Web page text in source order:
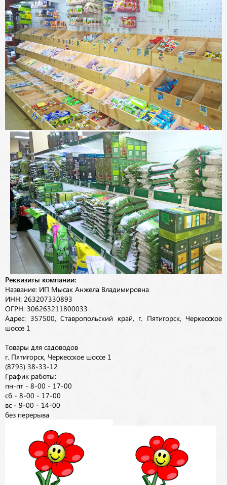
Реквизиты компании:
Название: ИП Мысак Анжела Владимировна
ИНН: 263207330893
ОГРН: 306263211800033
Адрес: 357500, Ставропольский край, г. Пятигорск, Черкесское
шоссе 1
Товары для садоводов
г. Пятигорск, Черкесское шоссе 1
(8793) 38-33-12
График работы:
пн-пт - 8-00 - 17-00
сб - 8-00 - 17-00
вс - 9-00 - 14-00
без перерыва